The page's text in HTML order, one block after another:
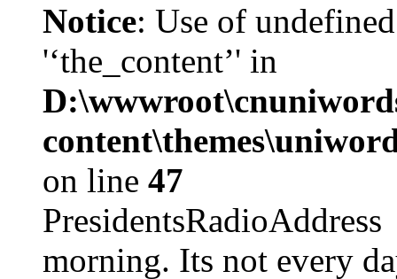
Notice: Use of
'‘the_content’' in
on line 47
morning. Its not every